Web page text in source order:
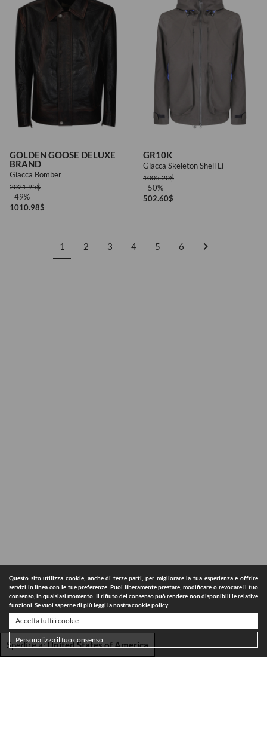
GOLDEN GOOSE DELUXE
BRAND
Giacca Bomber
2021.95$
- 49%
1010.98$
GR10K
Giacca Skeleton Shell Li
1005.20$
- 50%
502.60$
1 2 3 4 5 6
Spedire a:United States of America
Questo sito utilizza cookie, anche di terze parti, per migliorare la tua esperienza e offrire
servizi in linea con le tue preferenze. Puoi liberamente prestare, modificare o revocare il tuo
consenso, in qualsiasi momento. Il rifiuto del consenso può rendere non disponibili le relative
funzioni. Se vuoi saperne di più leggi la nostracookie policy.
Accetta tutti i cookie
Personalizza il tuo consenso